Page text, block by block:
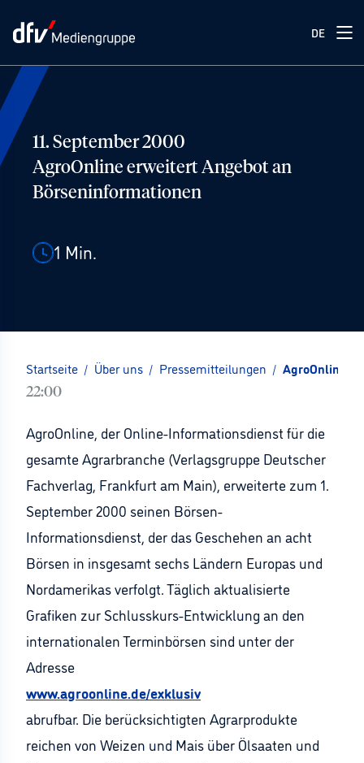
DE
11. September 2000
AgroOnline erweitert Angebot an
Börseninformationen
1 Min.
Startseite / Über uns / Pressemitteilungen / AgroOnline
22:00
AgroOnline, der Online-Informationsdienst für die
gesamte Agrarbranche (Verlagsgruppe Deutscher
Fachverlag, Frankfurt am Main), erweiterte zum 1.
September 2000 seinen Börsen-
Informationsdienst, der das Geschehen an acht
Börsen in insgesamt sechs Ländern Europas und
Nordamerikas verfolgt. Täglich aktualisierte
Grafiken zur Schlusskurs-Entwicklung an den
internationalen Terminbörsen sind unter der
Adresse
www.agroonline.de/exklusiv
abrufbar. Die berücksichtigten Agrarprodukte
reichen von Weizen und Mais über Ölsaaten und